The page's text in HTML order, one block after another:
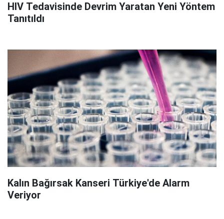
HIV Tedavisinde Devrim Yaratan Yeni Yöntem
Tanıtıldı
Kalın Bağırsak Kanseri Türkiye'de Alarm
Veriyor